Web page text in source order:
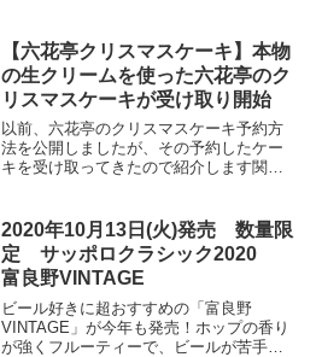
六花亭とは六花亭(正式名称：六花亭製菓
株式会社)は北海道帯広...
【六花亭クリスマスケーキ】本物
の生クリームを使った六花亭のク
リスマスケーキが受け取り開始
以前、六花亭のクリスマスケーキ予約方
法を公開しましたが、その予約したケー
キを受け取ってきたので紹介します関連
スケーキまとめ【六花亭クリスマスケー
キ】本物の生クリームを...
2020年10月13日(火)発売 数量限
定 サッポロクラシック2020
富良野VINTAGE
ビール好きに超おすすめの「富良野
VINTAGE」が今年も発売！ホップの香り
が強くフルーティーで、ビールが苦手な